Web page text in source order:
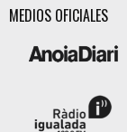
MEDIOS OFICIALES